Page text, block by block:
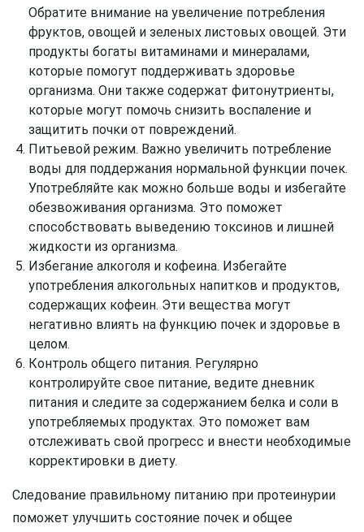
Обратите внимание на увеличение потребления
фруктов, овощей и зеленых листовых овощей. Эти
продукты богаты витаминами и минералами,
которые помогут поддерживать здоровье
организма. Они также содержат фитонутриенты,
которые могут помочь снизить воспаление и
защитить почки от повреждений.
Питьевой режим. Важно увеличить потребление
воды для поддержания нормальной функции почек.
Употребляйте как можно больше воды и избегайте
обезвоживания организма. Это поможет
способствовать выведению токсинов и лишней
жидкости из организма.
Избегание алкоголя и кофеина. Избегайте
употребления алкогольных напитков и продуктов,
содержащих кофеин. Эти вещества могут
негативно влиять на функцию почек и здоровье в
целом.
Контроль общего питания. Регулярно
контролируйте свое питание, ведите дневник
питания и следите за содержанием белка и соли в
употребляемых продуктах. Это поможет вам
отслеживать свой прогресс и внести необходимые
корректировки в диету.
Следование правильному питанию при протеинурии
поможет улучшить состояние почек и общее